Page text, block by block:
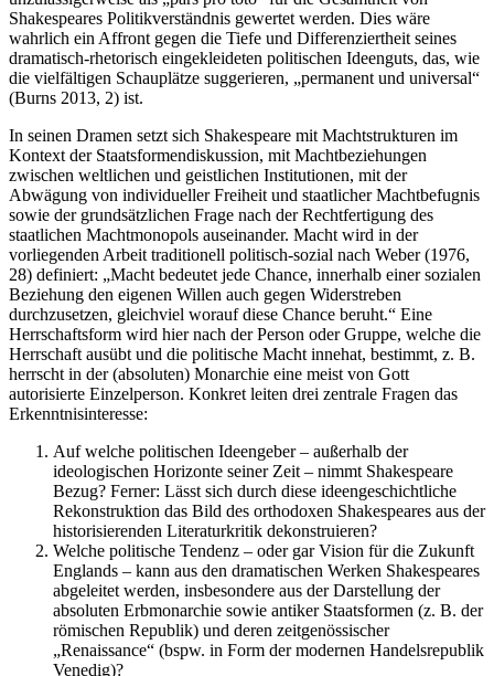
Shakespeares Politikverständnis gewertet werden. Dies wäre
wahrlich ein Affront gegen die Tiefe und Differenziertheit seines
dramatisch-rhetorisch eingekleideten politischen Ideenguts, das, wie
die vielfältigen Schauplätze suggerieren, „permanent und universal“
(Burns 2013, 2) ist.
In seinen Dramen setzt sich Shakespeare mit Machtstrukturen im
Kontext der Staatsformendiskussion, mit Machtbeziehungen
zwischen weltlichen und geistlichen Institutionen, mit der
Abwägung von individueller Freiheit und staatlicher Machtbefugnis
sowie der grundsätzlichen Frage nach der Rechtfertigung des
staatlichen Machtmonopols auseinander. Macht wird in der
vorliegenden Arbeit traditionell politisch-sozial nach Weber (1976,
28) definiert: „Macht bedeutet jede Chance, innerhalb einer sozialen
Beziehung den eigenen Willen auch gegen Widerstreben
durchzusetzen, gleichviel worauf diese Chance beruht.“ Eine
Herrschaftsform wird hier nach der Person oder Gruppe, welche die
Herrschaft ausübt und die politische Macht innehat, bestimmt, z. B.
herrscht in der (absoluten) Monarchie eine meist von Gott
autorisierte Einzelperson. Konkret leiten drei zentrale Fragen das
Erkenntnisinteresse:
Auf welche politischen Ideengeber – außerhalb der
ideologischen Horizonte seiner Zeit – nimmt Shakespeare
Bezug? Ferner: Lässt sich durch diese ideengeschichtliche
Rekonstruktion das Bild des orthodoxen Shakespeares aus der
historisierenden Literaturkritik dekonstruieren?
Welche politische Tendenz – oder gar Vision für die Zukunft
Englands – kann aus den dramatischen Werken Shakespeares
abgeleitet werden, insbesondere aus der Darstellung der
absoluten Erbmonarchie sowie antiker Staatsformen (z. B. der
römischen Republik) und deren zeitgenössischer
„Renaissance“ (bspw. in Form der modernen Handelsrepublik
Venedig)?